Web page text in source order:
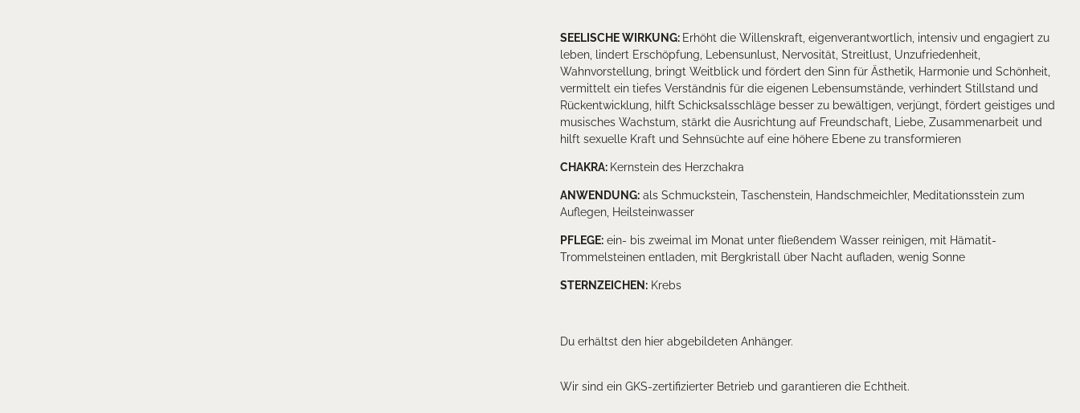
SEELISCHE WIRKUNG: Erhöht die Willenskraft, eigenverantwortlich, intensiv und engagiert zu
leben, lindert Erschöpfung, Lebensunlust, Nervosität, Streitlust, Unzufriedenheit,
Wahnvorstellung, bringt Weitblick und fördert den Sinn für Ästhetik, Harmonie und Schönheit,
vermittelt ein tiefes Verständnis für die eigenen Lebensumstände, verhindert Stillstand und
Rückentwicklung, hilft Schicksalsschläge besser zu bewältigen, verjüngt, fördert geistiges und
musisches Wachstum, stärkt die Ausrichtung auf Freundschaft, Liebe, Zusammenarbeit und
hilft sexuelle Kraft und Sehnsüchte auf eine höhere Ebene zu transformieren
CHAKRA: Kernstein des Herzchakra
ANWENDUNG: als Schmuckstein, Taschenstein, Handschmeichler, Meditationsstein zum
Auflegen, Heilsteinwasser
PFLEGE: ein- bis zweimal im Monat unter fließendem Wasser reinigen, mit Hämatit-
Trommelsteinen entladen, mit Bergkristall über Nacht aufladen, wenig Sonne
STERNZEICHEN: Krebs
Du erhältst den hier abgebildeten Anhänger.
Wir sind ein GKS-zertifizierter Betrieb und garantieren die Echtheit.